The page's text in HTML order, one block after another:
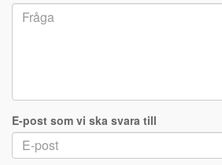
E-post som vi ska svara till